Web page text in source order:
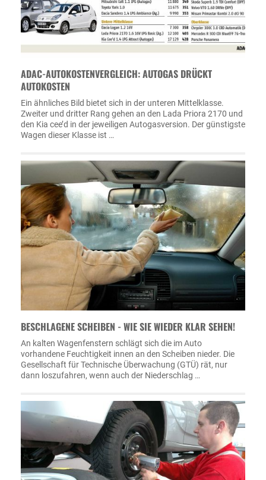
ADAC-AUTOKOSTENVERGLEICH: AUTOGAS DRÜCKT
AUTOKOSTEN
Ein ähnliches Bild bietet sich in der unteren Mittelklasse.
Zweiter und dritter Rang gehen an den Lada Priora 2170 und
den Kia cee’d in der jeweiligen Autogasversion. Der günstigste
Wagen dieser Klasse ist …
BESCHLAGENE SCHEIBEN - WIE SIE WIEDER KLAR SEHEN!
An kalten Wagenfenstern schlägt sich die im Auto
vorhandene Feuchtigkeit innen an den Scheiben nieder. Die
Gesellschaft für Technische Überwachung (GTÜ) rät, nur
dann loszufahren, wenn auch der Niederschlag …